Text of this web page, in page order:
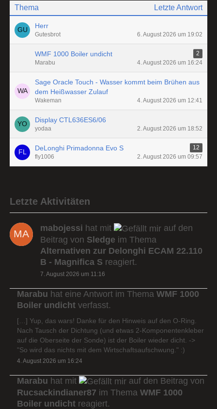
Thema Letzte Antwort
Herr
Gutesbrot 6. August 2026 um 19:02
WMF 1000 Boiler undicht
2
Marabu
4. August 2026 um 16:24
Sage Oracle Touch - Wasser kommt beim Brühen aus
dem Heißwasser Zulauf
Wakeman 4. August 2026 um 12:41
Display CTL636ES6/06
yodaa 2. August 2026 um 18:52
DeLonghi Primadonna Evo S
12
fly1006
2. August 2026 um 09:57
Letzte Aktivitäten
mabojessi hat mit
auf den
Beitrag von Sledge im Thema
Alternativen zur Delonghi ECAM 22.110
B - Magnifica S reagiert.
7. August 2026 um 11:16
Marabu hat eine Antwort im Thema WMF 1000
Boiler undicht verfasst.
[…] Yup, das wars! Danke für den Hinweis auf den O-Ring.
Nach Tausch der Dichtung (und etwas 2-Komponentenkleber
auf die Oberseite der Sonde) ist der Boiler wieder dicht. ->
"So wird das nichts mit dem Wirtschaftsaufschwung." :)
4. August 2026 um 16:24
Marabu hat mit
auf den Beitrag von
Rucsackindianer87 im Thema WMF 1000
Boiler undicht reagiert.